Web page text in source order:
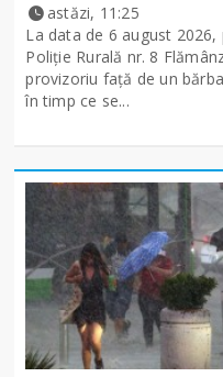
astăzi, 11:25
La data de 6 august
Poliție Rurală nr. 8
provizoriu față de un
în timp ce se...